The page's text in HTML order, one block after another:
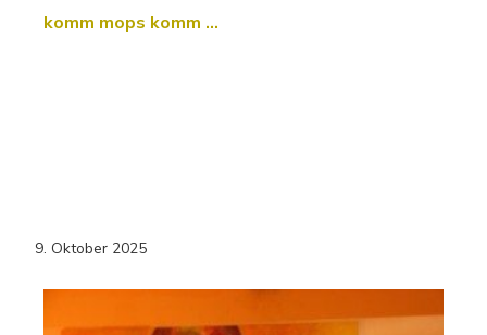
komm mops komm …
9. Oktober 2025